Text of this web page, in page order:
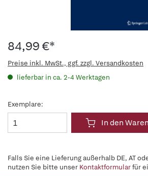
84,99 €*
Preise inkl. MwSt., ggf. zzgl. Versandkosten
lieferbar in ca. 2-4 Werktagen
Exemplare:
In den
Falls Sie eine Lieferung außerhalb DE, AT
nutzen Sie bitte unser Kontaktformularfür